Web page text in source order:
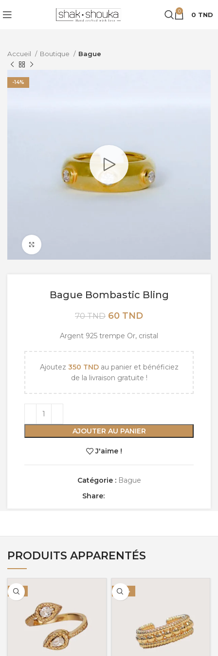
0 0 TND
Accueil Boutique Bague
-14%
Bague Bombastic Bling
70TND Le
initial
60 TNDLe
actuel
Argent 925 trempe Or, cristal
Ajoutez 350 TNDau panier et bénéficiez
de la livraison gratuite !
AJOUTER AU PANIER
J'aime !
Catégorie : Bague
Share:
PRODUITS APPARENTÉS
-9% -33%